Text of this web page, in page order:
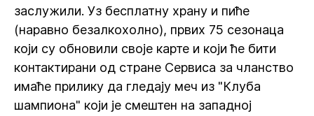
заслужили. Уз бесплатну храну и пиће
(наравно безалкохолно), првих 75 сезонаца
који су обновили своје карте и који ће бити
контактирани од стране Сервиса за чланство
имаће прилику да гледају меч из "Клуба
шампиона" који је смештен на западној